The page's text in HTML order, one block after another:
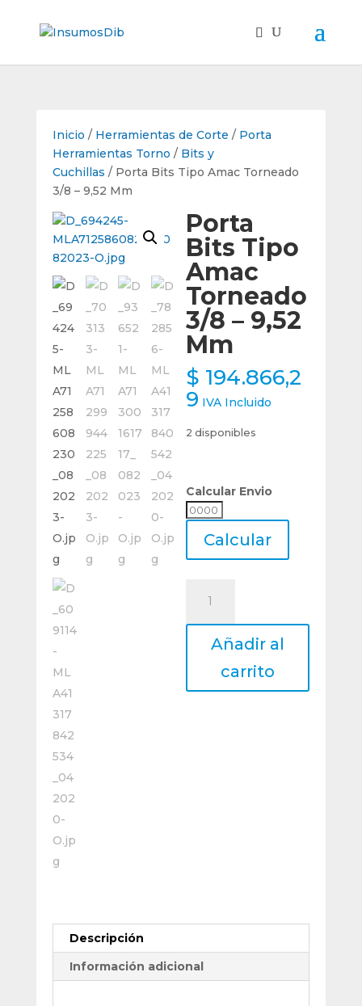
Inicio / Herramientas de Corte / Porta
Herramientas Torno / Bits y
Cuchillas / Porta Bits Tipo Amac Torneado
3/8 – 9,52 Mm
Porta
Bits Tipo
Amac
Torneado
3/8 – 9,52
Mm
$ 194.866,2
9 IVA Incluido
2 disponibles
Calcular Envio
Calcular
Calcular
Tipo
AmacAñadir al
carrito
Descripción
Información adicional